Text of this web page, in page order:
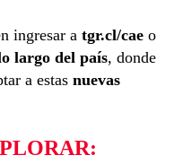
ingresar a tgr.cl/cae o
largo del país, donde
a estas nuevas